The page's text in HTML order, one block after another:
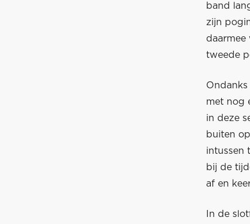
band
zijn
daarmee
tweede
met nog
in deze
buiten
intussen
bij de
af en
In de